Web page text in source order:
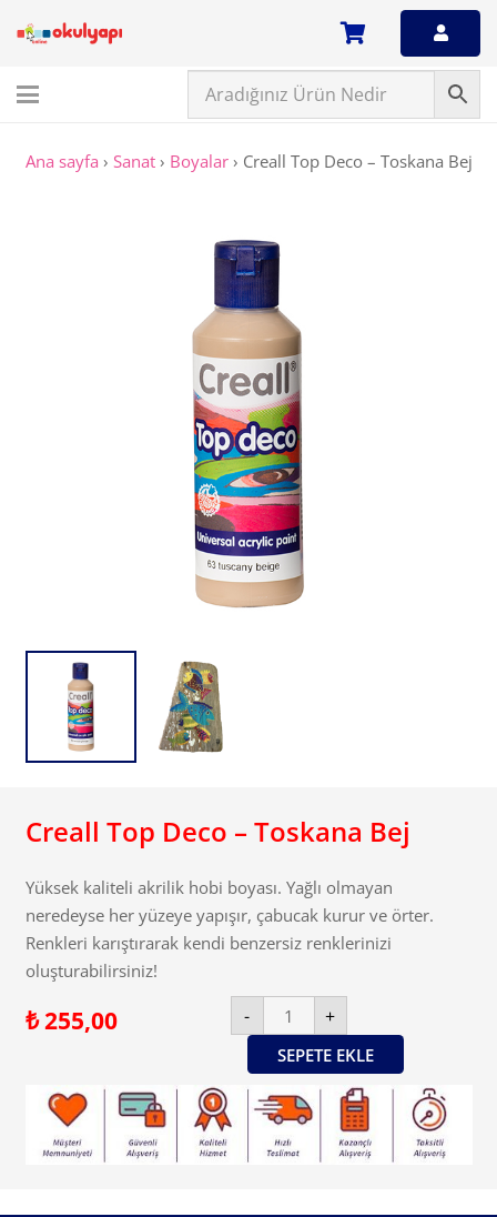
Ana sayfa › Sanat› Boyalar› Creall Top Deco – Toskana Bej
Creall Top Deco – Toskana Bej
Yüksek kaliteli akrilik hobi boyası. Yağlı olmayan
neredeyse her yüzeye yapışır, çabucak kurur ve örter.
Renkleri karıştırarak kendi benzersiz renklerinizi
oluşturabilirsiniz!
₺255,00 -
Creall
Top
Deco
Toskana
adet
+
SEPETE EKLE